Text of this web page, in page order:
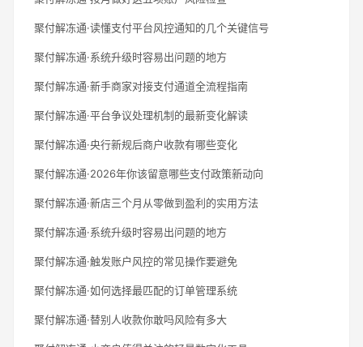
聚付解冻通·读懂支付平台风控通知的几个关键信号
聚付解冻通·系统升级时容易出问题的地方
聚付解冻通·新手商家对接支付通道全流程指南
聚付解冻通·平台争议处理机制的最新变化解读
聚付解冻通·央行新规后商户收款有哪些变化
聚付解冻通·2026年你该留意哪些支付政策新动向
聚付解冻通·新店三个月从零做到盈利的实用方法
聚付解冻通·系统升级时容易出问题的地方
聚付解冻通·触发账户风控的常见操作要避免
聚付解冻通·如何选择最匹配的订单管理系统
聚付解冻通·替别人收款你敢吗风险有多大